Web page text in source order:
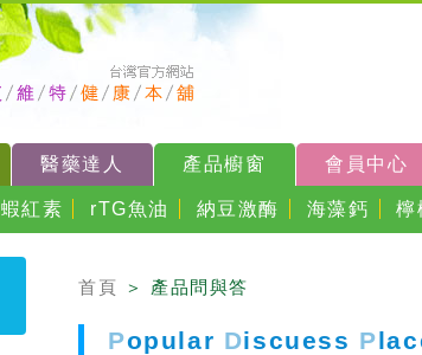
醫藥達人 產品櫥窗 會員中心
蝦紅素 rTG魚油 納豆激酶 海藻鈣 檸
首頁 ＞ 產品問與答
Popular Discuess P